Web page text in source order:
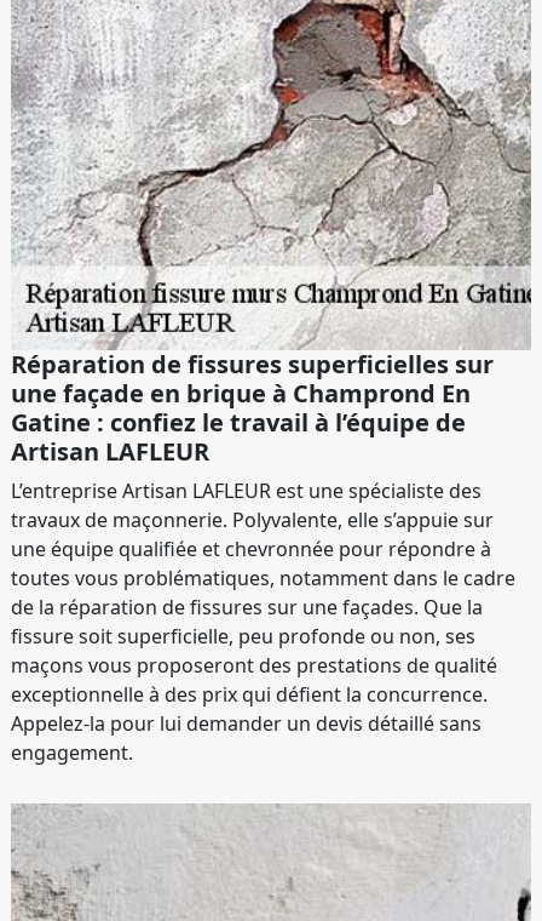
Réparation de fissures superficielles sur
une façade en brique à Champrond En
Gatine : confiez le travail à l’équipe de
Artisan LAFLEUR
L’entreprise Artisan LAFLEUR est une spécialiste des
travaux de maçonnerie. Polyvalente, elle s’appuie sur
une équipe qualifiée et chevronnée pour répondre à
toutes vous problématiques, notamment dans le cadre
de la réparation de fissures sur une façades. Que la
fissure soit superficielle, peu profonde ou non, ses
maçons vous proposeront des prestations de qualité
exceptionnelle à des prix qui défient la concurrence.
Appelez-la pour lui demander un devis détaillé sans
engagement.